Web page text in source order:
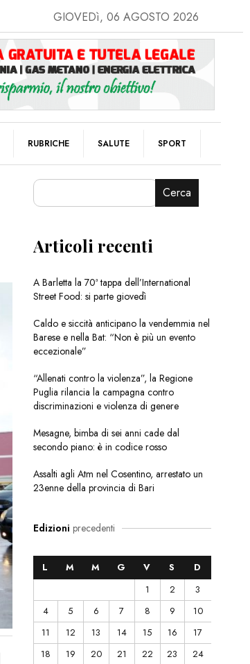
GIOVEDì, 06 AGOSTO 2026
RUBRICHE SALUTE SPORT
Cerca
Articoli recenti
A Barletta la 70ª tappa dell’International
Street Food: si parte giovedì
Caldo e siccità anticipano la vendemmia nel
Barese e nella Bat: “Non è più un evento
eccezionale”
“Allenati contro la violenza”, la Regione
Puglia rilancia la campagna contro
discriminazioni e violenza di genere
Mesagne, bimba di sei anni cade dal
secondo piano: è in codice rosso
Assalti agli Atm nel Cosentino, arrestato un
23enne della provincia di Bari
Edizioni precedenti
L M M G V S
D
1
2
3
4
5 6 7 8 9
10
11
12 13 14 15 16
17
18
19 20 21 22 23
24